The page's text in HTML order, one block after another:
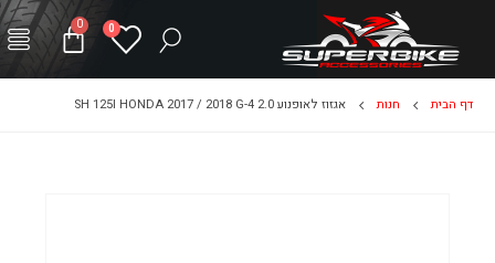
0
0
דף הבית חנות אגזוז לאופנוע SH 125I HONDA 2017 / 2018 G-4 2.0